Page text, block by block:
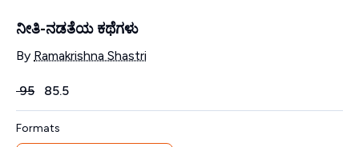
ನೀತಿ-ನಡತೆಯ ಕಥೆಗಳು
Contributors
By Ramakrishna Shastri
Price
₹95 85.5
Formats